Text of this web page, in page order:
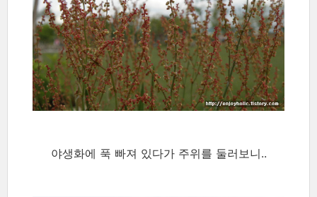
야생화에 푹 빠져 있다가 주위를 둘러보니..